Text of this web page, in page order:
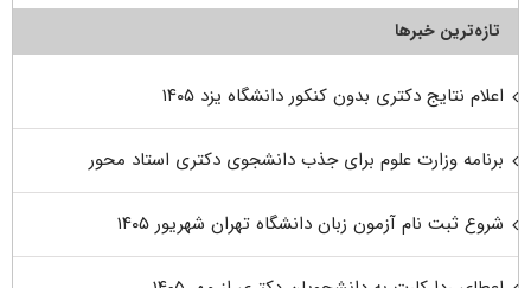
تازه‌ترین خبرها
اعلام نتایج دکتری بدون کنکور دانشگاه یزد ۱۴۰۵
برنامه وزارت علوم برای جذب دانشجوی دکتری استاد محور
شروع ثبت نام آزمون زبان دانشگاه تهران شهریور ۱۴۰۵